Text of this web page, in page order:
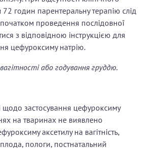
годин парентеральну терапію слід
проведення послідовної
з відповідною інструкцією для
цефуроксиму натрію.
або годування груддю.
щодо застосування цефуроксиму
на тваринах не виявлено
аксетилу на вагітність,
пологи, постнатальний